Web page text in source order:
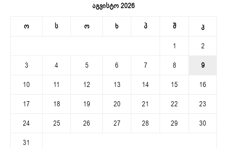
აგვისტო 2026
ო ს ო ხ პ შ კ
1
2
3
4 5 6 7 8
9
10
11 12 13 14 15
16
17
18 19 20 21 22
23
24
25 26 27 28 29
30
31